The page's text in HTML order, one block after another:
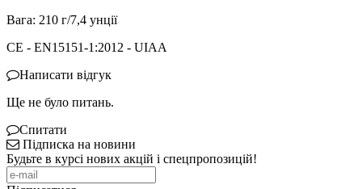
Вага: 210 г/7,4 унції
CE - EN15151-1:2012 - UIAA
Написати відгук
Ще не було питань.
Спитати
Підписка на новини
Будьте в курсі нових акцій і спецпропозицій!